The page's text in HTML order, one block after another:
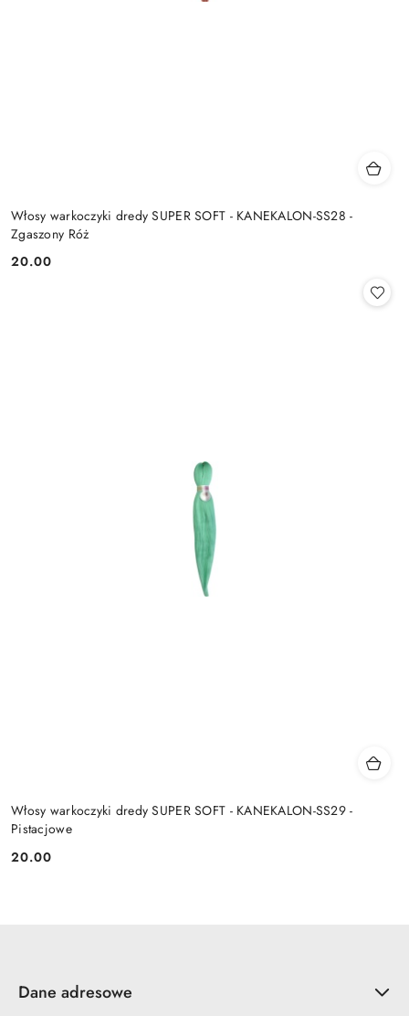
Włosy warkoczyki dredy SUPER SOFT - KANEKALON-SS28 -
Zgaszony Róż
Cena:
20.00
Włosy warkoczyki dredy SUPER SOFT - KANEKALON-SS29 -
Pistacjowe
Cena:
20.00
Dane adresowe